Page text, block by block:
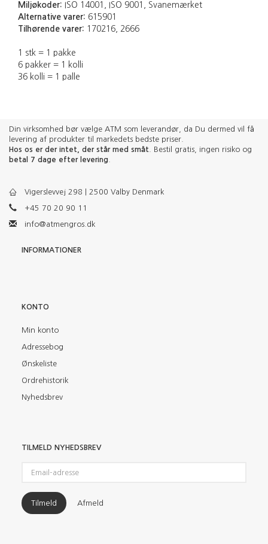
Miljøkoder: ISO 14001, ISO 9001, Svanemærket
Alternative varer: 615901
Tilhørende varer: 170216, 2666
1 stk = 1 pakke
6 pakker = 1 kolli
36 kolli = 1 palle
Din virksomhed bør vælge ATM som leverandør, da Du dermed vil få
levering af produkter til markedets bedste priser.
Hos os er der intet, der står med småt . Bestil gratis, ingen risiko og
betal 7 dage efter levering
Vigerslevvej 298 | 2500 Valby Denmark
+45 70 20 90 11
info@atmengros.dk
INFORMATIONER
KONTO
Min konto
Adressebog
Ønskeliste
Ordrehistorik
Nyhedsbrev
TILMELD NYHEDSBREV
adresse
Tilmeld Afmeld